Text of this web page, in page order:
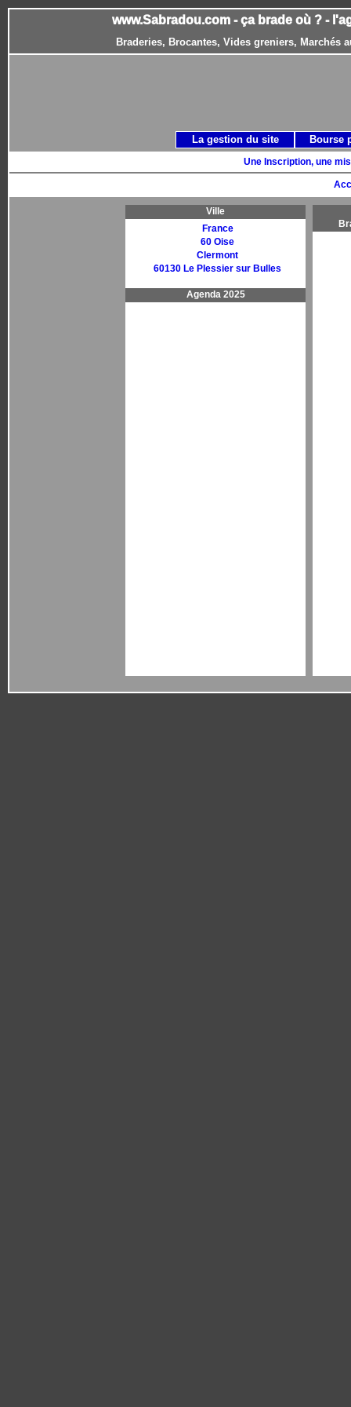
www.Sabradou.com - ça brade où ? -
Braderies, Brocantes, Vides greniers, Marchés
Une Inscription, une
Ville
France
60 Oise
Clermont
60130 Le Plessier sur Bulles
Agenda 2025
La gestion du site Bourse